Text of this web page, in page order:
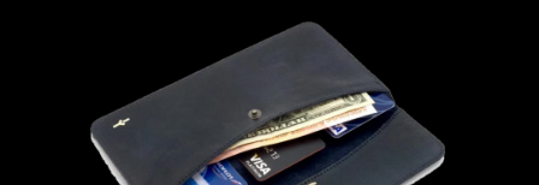
своим знакомым и партнёрам.
С каждым клиентом общаюсь лично и
детально отвечаю на все вопросы.
Наша компания занимается созданием